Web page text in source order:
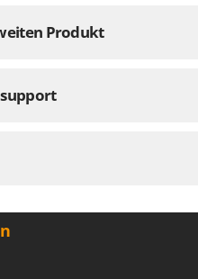
Produkt